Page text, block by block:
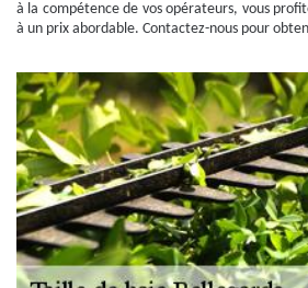
à la compétence de vos opérateurs, vous
à un prix abordable. Contactez-nous pour